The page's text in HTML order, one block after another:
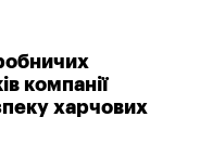
компанії
харчових